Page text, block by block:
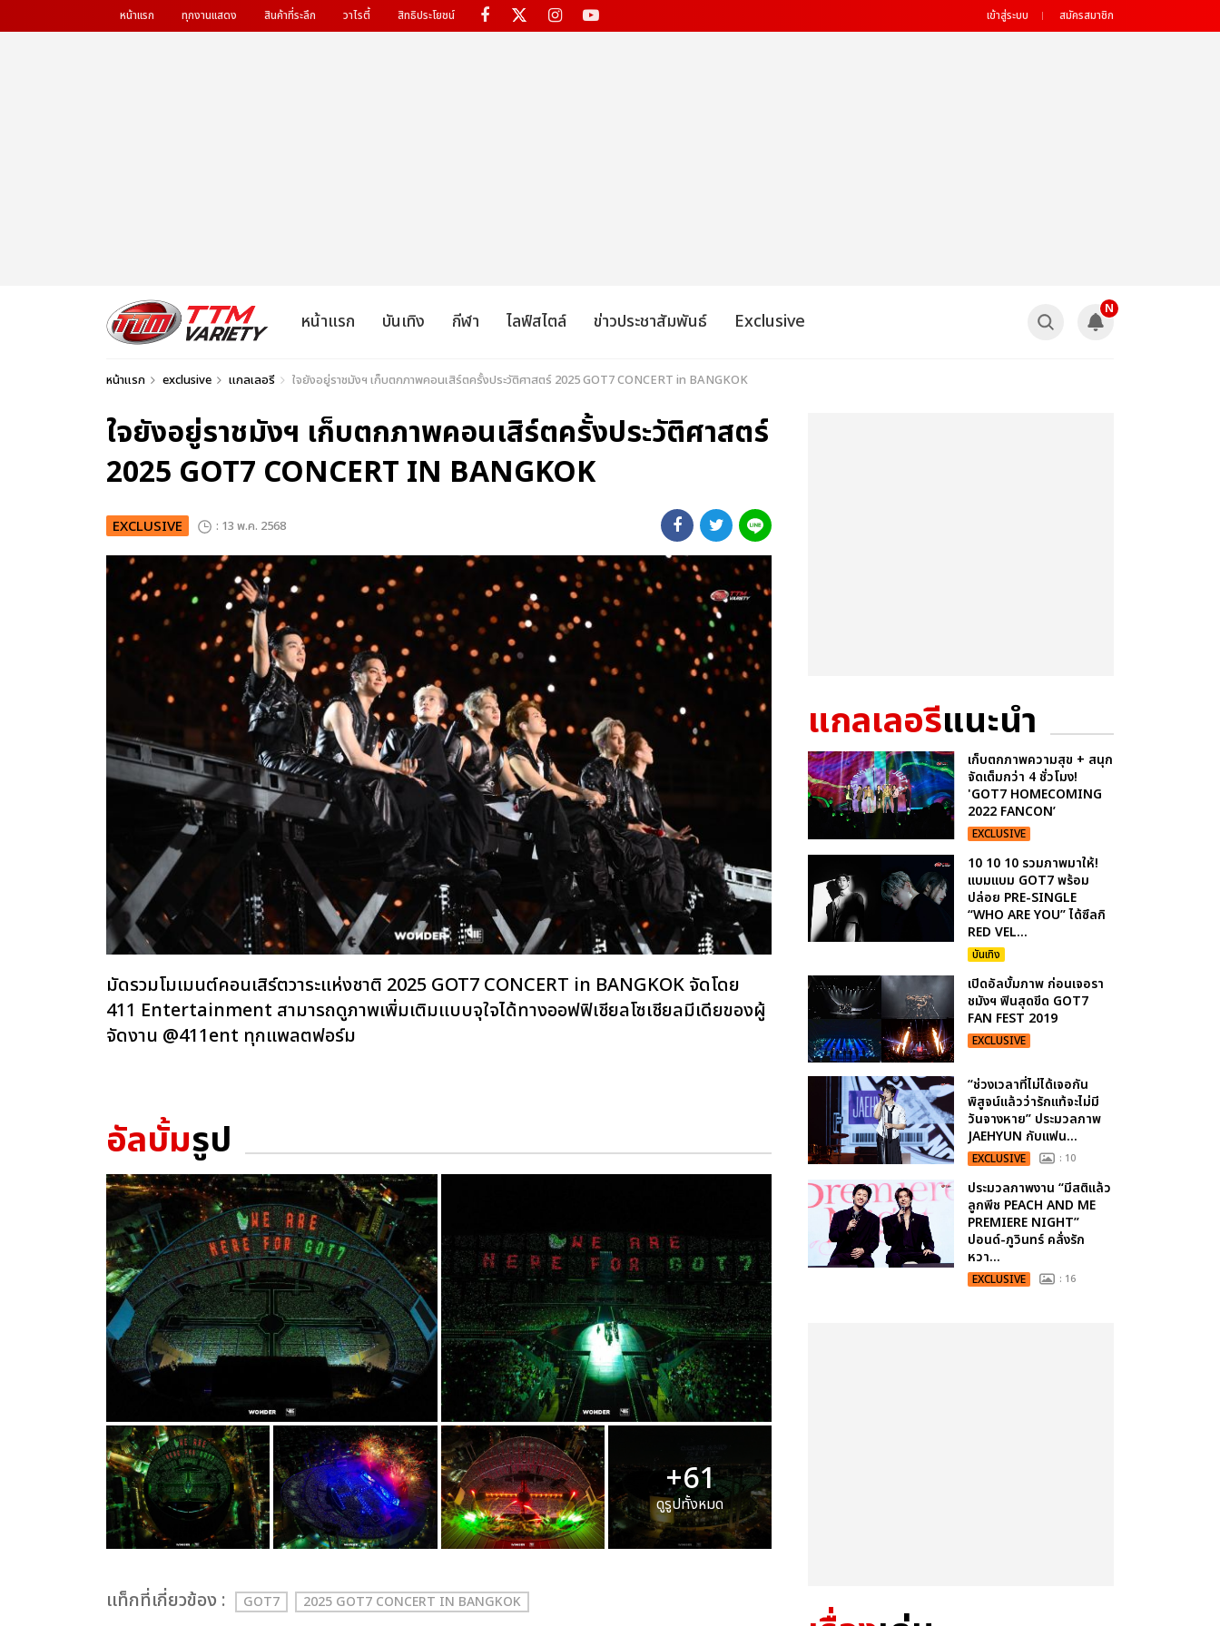
หน้าแรก ทุกงานแสดง สินค้าที่ระลึก วาไรตี้ สิทธิประโยชน์ เข้าสู่ระบบ สมัครสมาชิก
หน้าแรก บันเทิง กีฬา ไลฟ์สไตล์ ข่าวประชาสัมพันธ์ Exclusive
N
หน้าแรก exclusive แกลเลอรี ใจยังอยู่ราชมังฯ เก็บตกภาพคอนเสิร์ตครั้งประวัติศาสตร์ 2025 GOT7 CONCERT in BANGKOK
ใจยังอยู่ราชมังฯ เก็บตกภาพคอนเสิร์ตครั้งประวัติศาสตร์
2025 GOT7 CONCERT IN BANGKOK
EXCLUSIVE : 13 พ.ค. 2568
มัดรวมโมเมนต์คอนเสิร์ตวาระแห่งชาติ 2025 GOT7 CONCERT in BANGKOK จัดโดย
411 Entertainment สามารถดูภาพเพิ่มเติมแบบจุใจได้ทางออฟฟิเชียลโซเชียลมีเดียของผู้
จัดงาน @411ent ทุกแพลตฟอร์ม
อัลบั้มรูป
+61
ดูรูปทั้งหมด
เเท็กที่เกี่ยวข้อง : GOT7 2025 GOT7 CONCERT IN BANGKOK
แกลเลอรีแนะนำ
เก็บตกภาพความสุข + สนุก
จัดเต็มกว่า 4 ชั่วโมง!
'GOT7 HOMECOMING
2022 FANCON’
EXCLUSIVE
10 10 10 รวมภาพมาให้!
แบมแบม GOT7 พร้อม
ปล่อย PRE-SINGLE
“WHO ARE YOU” ได้ซึลกิ
RED VEL...
บันเทิง
เปิดอัลบั้มภาพ ก่อนเจอรา
ชมังฯ ฟินสุดขีด GOT7
FAN FEST 2019
EXCLUSIVE
“ช่วงเวลาที่ไม่ได้เจอกัน
พิสูจน์แล้วว่ารักแท้จะไม่มี
วันจางหาย” ประมวลภาพ
JAEHYUN กับแฟน...
EXCLUSIVE : 10
ประมวลภาพงาน “มีสติแล้ว
ลูกพีช PEACH AND ME
PREMIERE NIGHT”
ปอนด์-ภูวินทร์ คลั่งรัก
หวา...
EXCLUSIVE : 16